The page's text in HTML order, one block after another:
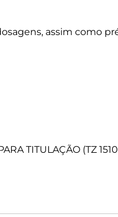
assim como
TITULAÇÃO (TZ